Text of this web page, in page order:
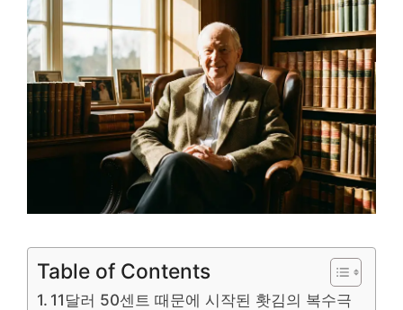
Table of Contents
11달러 50센트 때문에 시작된 홧김의 복수극